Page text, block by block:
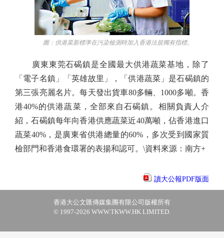
圖：供港菜新標準在污染檢測時加入香港法規獨有指標。
廣東東莞石碣鎮是全國最大供港蔬菜基地，除了
「電子名鎮」「英雄故里」，「供港蔬菜」是石碣鎮的
第三張亮麗名片。每天發出貨車80多輛、1000多噸。香
港40%的供港蔬菜，全部來自石碣鎮。相關負責人介
紹，石碣鎮每年向香港供應蔬菜近40萬噸，佔香港進口
蔬菜40%，是廣東省供港總量的60%，多次受到國家質
檢部門和香港食環署的表揚和認可。\資料來源：南方+
讀大公報PDF版面
香港大公文匯傳媒集團有限公司版權所有
© 1997-2026 WWW.TKWW.HK LIMITED.